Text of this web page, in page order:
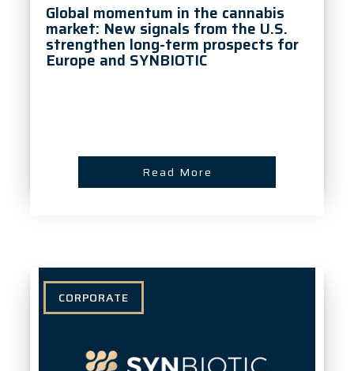
Global momentum in the cannabis
market: New signals from the U.S.
strengthen long-term prospects for
Europe and SYNBIOTIC
Read More
CORPORATE